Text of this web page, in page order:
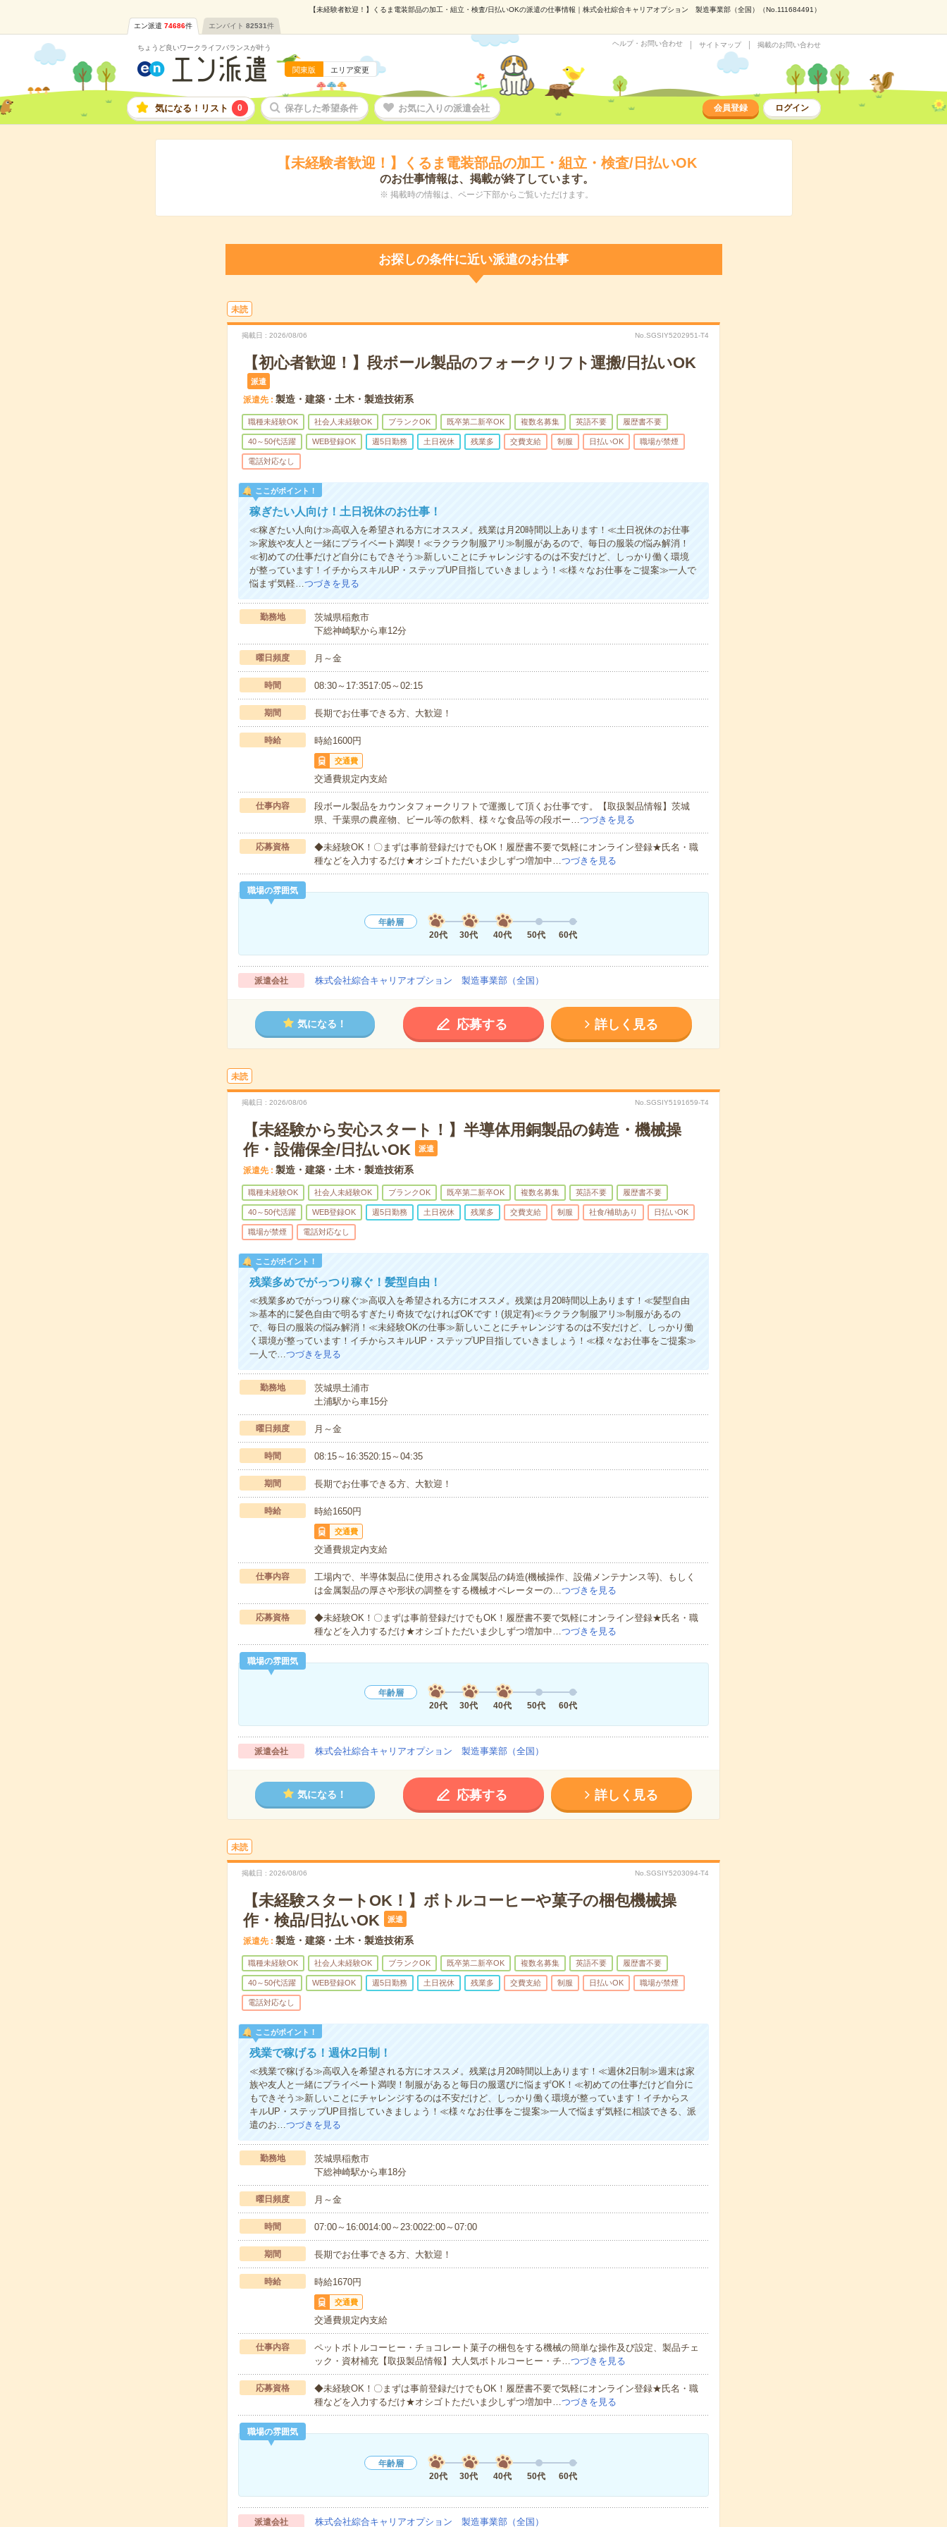
【未経験者歓迎！】くるま電装部品の加工・組立・検査/日払いOKの派遣の仕事情報｜株式会社綜合キャリアオプション 製造事業部（全国）（No.111684491）
エン派遣 74686件 エンバイト 82531件
ちょうど良いワークライフバランスが叶う
関東版 エリア変更
ヘルプ・お問い合わせ サイトマップ 掲載のお問い合わせ
気になる！リスト 0 保存した希望条件 お気に入りの派遣会社 会員登録 ログイン
【未経験者歓迎！】くるま電装部品の加工・組立・検査/日払いOK
のお仕事情報は、掲載が終了しています。
※ 掲載時の情報は、ページ下部からご覧いただけます。
お探しの条件に近い派遣のお仕事
未読
掲載日 2026/08/06 No.SGSIY5202951-T4
【初心者歓迎！】段ボール製品のフォークリフト運搬/日払いOK
派遣
派遣先 製造・建築・土木・製造技術系
職種未経験OK 社会人未経験OK ブランクOK 既卒第二新卒OK 複数名募集 英語不要 履歴書不要
40～50代活躍 WEB登録OK 週5日勤務 土日祝休 残業多 交費支給 制服 日払いOK 職場が禁煙
電話対応なし
ここがポイント！
稼ぎたい人向け！土日祝休のお仕事！
≪稼ぎたい人向け≫高収入を希望される方にオススメ。残業は月20時間以上あります！≪土日祝休のお仕事
≫家族や友人と一緒にプライベート満喫！≪ラクラク制服アリ≫制服があるので、毎日の服装の悩み解消！
≪初めての仕事だけど自分にもできそう≫新しいことにチャレンジするのは不安だけど、しっかり働く環境
が整っています！イチからスキルUP・ステップUP目指していきましょう！≪様々なお仕事をご提案≫一人で
悩まず気軽…つづきを見る
勤務地
茨城県稲敷市
下総神崎駅から車12分
曜日頻度 月～金
時間 08:30～17:3517:05～02:15
期間 長期でお仕事できる方、大歓迎！
時給 時給1600円
交通費
交通費規定内支給
仕事内容
段ボール製品をカウンタフォークリフトで運搬して頂くお仕事です。【取扱製品情報】茨城
県、千葉県の農産物、ビール等の飲料、様々な食品等の段ボー…つづきを見る
応募資格
◆未経験OK！〇まずは事前登録だけでもOK！履歴書不要で気軽にオンライン登録★氏名・職
種などを入力するだけ★オシゴトただいま少しずつ増加中…つづきを見る
職場の雰囲気
年齢層
20代
30代 40代 50代 60代
派遣会社 株式会社綜合キャリアオプション 製造事業部（全国）
気になる！ 応募する 詳しく見る
未読
掲載日 2026/08/06 No.SGSIY5191659-T4
【未経験から安心スタート！】半導体用銅製品の鋳造・機械操
作・設備保全/日払いOK
派遣
派遣先 製造・建築・土木・製造技術系
職種未経験OK 社会人未経験OK ブランクOK 既卒第二新卒OK 複数名募集 英語不要 履歴書不要
40～50代活躍 WEB登録OK 週5日勤務 土日祝休 残業多 交費支給 制服 社食/補助あり 日払いOK
職場が禁煙 電話対応なし
ここがポイント！
残業多めでがっつり稼ぐ！髪型自由！
≪残業多めでがっつり稼ぐ≫高収入を希望される方にオススメ。残業は月20時間以上あります！≪髪型自由
≫基本的に髪色自由で明るすぎたり奇抜でなければOKです！(規定有)≪ラクラク制服アリ≫制服があるの
で、毎日の服装の悩み解消！≪未経験OKの仕事≫新しいことにチャレンジするのは不安だけど、しっかり働
く環境が整っています！イチからスキルUP・ステップUP目指していきましょう！≪様々なお仕事をご提案≫
一人で…つづきを見る
勤務地
茨城県土浦市
土浦駅から車15分
曜日頻度 月～金
時間 08:15～16:3520:15～04:35
期間 長期でお仕事できる方、大歓迎！
時給 時給1650円
交通費
交通費規定内支給
仕事内容
工場内で、半導体製品に使用される金属製品の鋳造(機械操作、設備メンテナンス等)、もしく
は金属製品の厚さや形状の調整をする機械オペレーターの…つづきを見る
応募資格
◆未経験OK！〇まずは事前登録だけでもOK！履歴書不要で気軽にオンライン登録★氏名・職
種などを入力するだけ★オシゴトただいま少しずつ増加中…つづきを見る
職場の雰囲気
年齢層
20代
30代 40代 50代 60代
派遣会社 株式会社綜合キャリアオプション 製造事業部（全国）
気になる！ 応募する 詳しく見る
未読
掲載日 2026/08/06 No.SGSIY5203094-T4
【未経験スタートOK！】ボトルコーヒーや菓子の梱包機械操
作・検品/日払いOK
派遣
派遣先 製造・建築・土木・製造技術系
職種未経験OK 社会人未経験OK ブランクOK 既卒第二新卒OK 複数名募集 英語不要 履歴書不要
40～50代活躍 WEB登録OK 週5日勤務 土日祝休 残業多 交費支給 制服 日払いOK 職場が禁煙
電話対応なし
ここがポイント！
残業で稼げる！週休2日制！
≪残業で稼げる≫高収入を希望される方にオススメ。残業は月20時間以上あります！≪週休2日制≫週末は家
族や友人と一緒にプライベート満喫！制服があると毎日の服選びに悩まずOK！≪初めての仕事だけど自分に
もできそう≫新しいことにチャレンジするのは不安だけど、しっかり働く環境が整っています！イチからス
キルUP・ステップUP目指していきましょう！≪様々なお仕事をご提案≫一人で悩まず気軽に相談できる、派
遣のお…つづきを見る
勤務地
茨城県稲敷市
下総神崎駅から車18分
曜日頻度 月～金
時間 07:00～16:0014:00～23:0022:00～07:00
期間 長期でお仕事できる方、大歓迎！
時給 時給1670円
交通費
交通費規定内支給
仕事内容
ペットボトルコーヒー・チョコレート菓子の梱包をする機械の簡単な操作及び設定、製品チェ
ック・資材補充【取扱製品情報】大人気ボトルコーヒー・チ…つづきを見る
応募資格
◆未経験OK！〇まずは事前登録だけでもOK！履歴書不要で気軽にオンライン登録★氏名・職
種などを入力するだけ★オシゴトただいま少しずつ増加中…つづきを見る
職場の雰囲気
年齢層
20代
30代 40代 50代 60代
派遣会社 株式会社綜合キャリアオプション 製造事業部（全国）